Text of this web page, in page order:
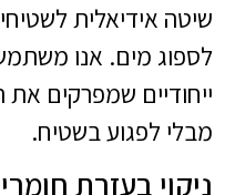
שיטה אידיאלית
לספוג מים. אנו
ייחודיים שמפרקים
מבלי לפגוע בשטיח.
ניקוי בעזרת